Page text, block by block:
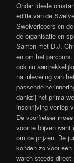
Onder ideale
editie van de
Swelverlopers en
de organisatie en
Samen met D.J.
en om het
ook nu
na inlevering van
passende
dankzij het prima
inschrijving verliep
De voorfietser
voor te blijven want
om de prijzen. De
konden zo voor
waren steeds direct